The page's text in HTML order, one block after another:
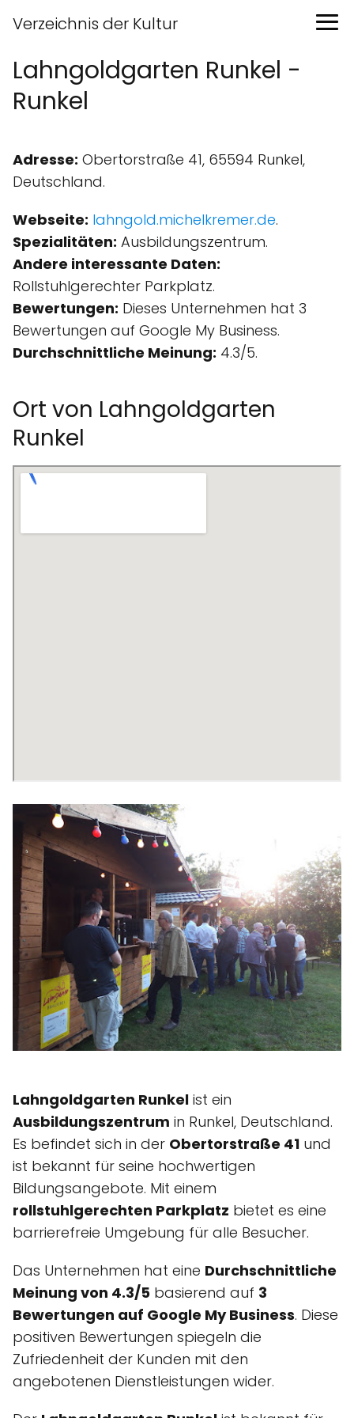
Verzeichnis der Kultur
Lahngoldgarten Runkel -
Runkel
Adresse: Obertorstraße 41, 65594 Runkel,
Deutschland.
Webseite: lahngold.michelkremer.de.
Spezialitäten: Ausbildungszentrum.
Andere interessante Daten:
Rollstuhlgerechter Parkplatz.
Bewertungen: Dieses Unternehmen hat 3
Bewertungen auf Google My Business.
Durchschnittliche Meinung: 4.3/5.
Ort von Lahngoldgarten
Runkel
Lahngoldgarten Runkel ist ein
Ausbildungszentrum in Runkel, Deutschland.
Es befindet sich in der Obertorstraße 41 und
ist bekannt für seine hochwertigen
Bildungsangebote. Mit einem
rollstuhlgerechten Parkplatz bietet es eine
barrierefreie Umgebung für alle Besucher.
Das Unternehmen hat eine Durchschnittliche
Meinung von 4.3/5 basierend auf 3
Bewertungen auf Google My Business. Diese
positiven Bewertungen spiegeln die
Zufriedenheit der Kunden mit den
angebotenen Dienstleistungen wider.